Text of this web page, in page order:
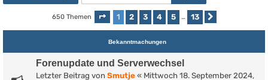
650 Themen Seite 1von 13
1 2 3 4 5 … 13
Bekanntmachungen
Forenupdate und Serverwechsel
Letzter Beitrag von Smutje « Mittwoch 18. September 2024,